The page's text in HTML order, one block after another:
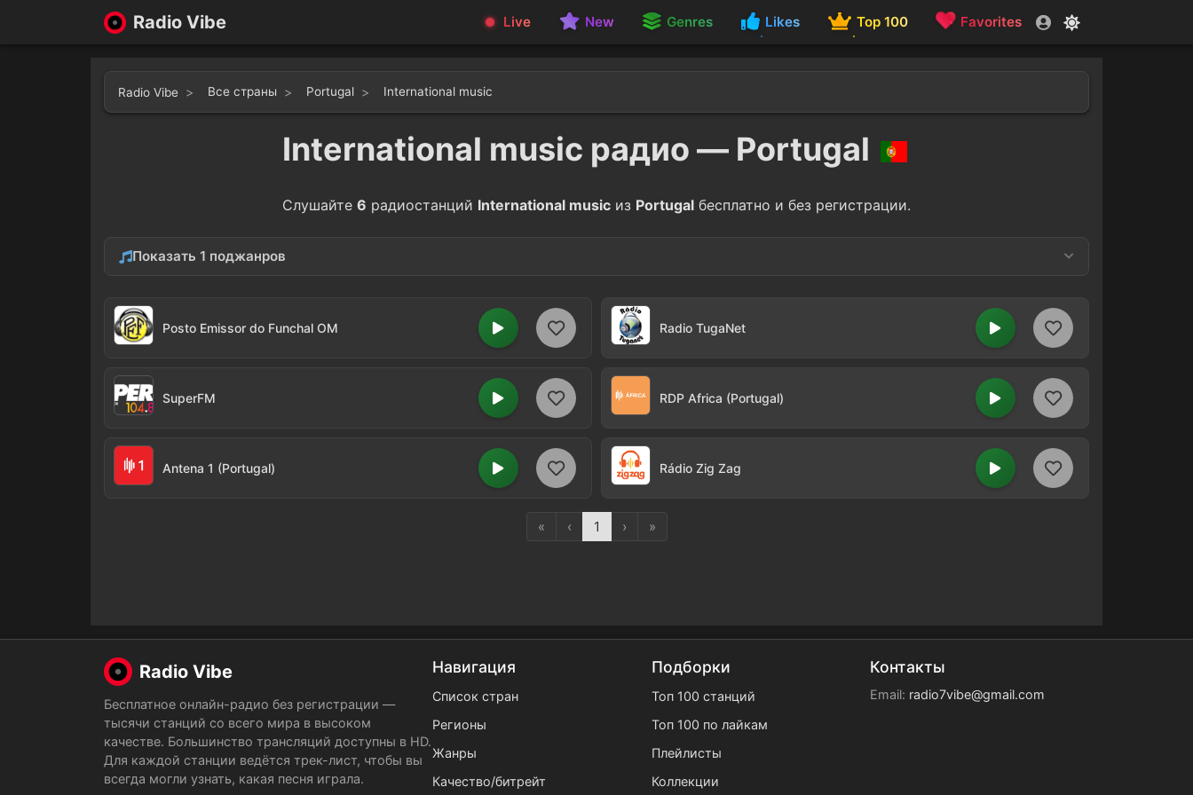
Radio Vibe Live New Genres Likes Top 100 Favorites
Radio Vibe Все страны Portugal International music
International music радио — Portugal
Слушайте 6 радиостанций International music из Portugal бесплатно и без регистрации.
Показать 1 поджанров
Portuguese
Posto Emissor do Funchal OM Radio TugaNet
SuperFM RDP Africa (Portugal)
Antena 1 (Portugal) Rádio Zig Zag
« ‹ 1 › »
Radio Vibe
Бесплатное онлайн-радио без регистрации —
тысячи станций со всего мира в высоком
качестве. Большинство трансляций доступны в HD.
Для каждой станции ведётся трек-лист, чтобы вы
всегда могли узнать, какая песня играла.
Навигация
Список стран
Регионы
Жанры
Качество/битрейт
Подборки
Топ 100 станций
Топ 100 по лайкам
Плейлисты
Коллекции
Контакты
Email: radio7vibe@gmail.com